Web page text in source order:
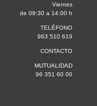
Viernes
de 09:30 a 14.00 h
TELÉFONO
963 510 619
CONTACTO
MUTUALIDAD
96 351 60 00